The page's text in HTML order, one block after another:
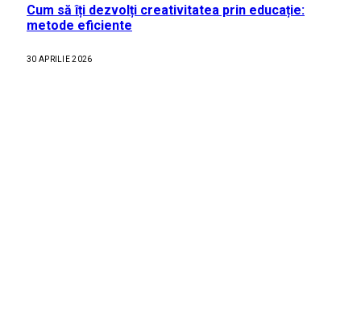
Cum să îți dezvolți creativitatea prin educație:
metode eficiente
30 APRILIE 2026